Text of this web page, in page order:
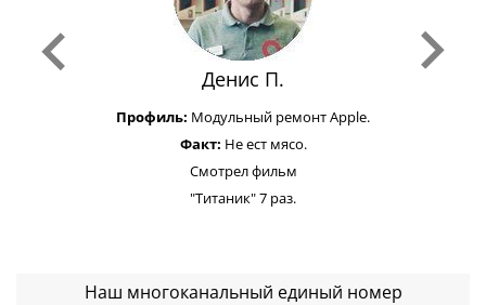
Денис П.
Профиль: Модульный ремонт Apple.
Факт: Не ест мясо.
Смотрел фильм
"Титаник" 7 раз.
Наш многоканальный единый номер